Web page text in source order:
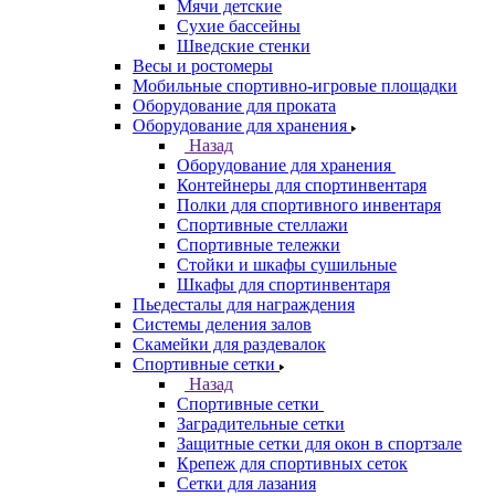
Мячи детские
Сухие бассейны
Шведские стенки
Весы и ростомеры
Мобильные спортивно-игровые площадки
Оборудование для проката
Оборудование для хранения
Назад
Оборудование для хранения
Контейнеры для спортинвентаря
Полки для спортивного инвентаря
Спортивные стеллажи
Спортивные тележки
Стойки и шкафы сушильные
Шкафы для спортинвентаря
Пьедесталы для награждения
Системы деления залов
Скамейки для раздевалок
Спортивные сетки
Назад
Спортивные сетки
Заградительные сетки
Защитные сетки для окон в спортзале
Крепеж для спортивных сеток
Сетки для лазания